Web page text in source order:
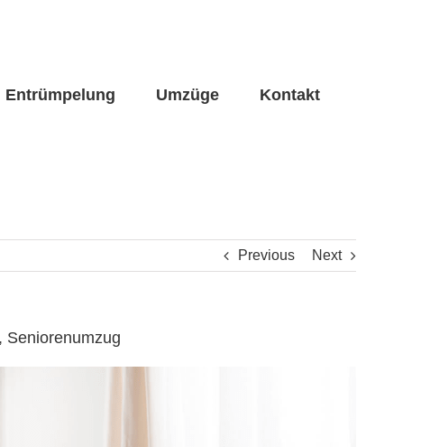
Entrümpelung Umzüge Kontakt
Previous Next